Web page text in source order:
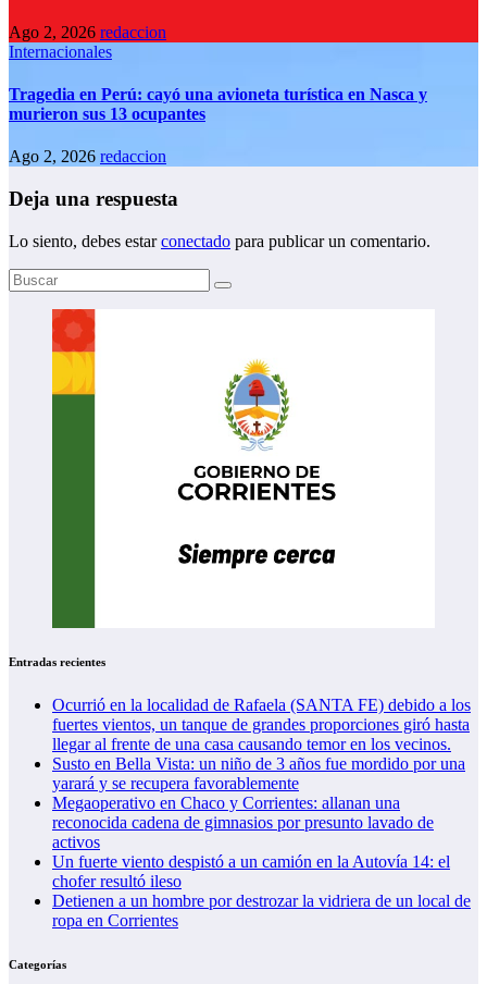
Ago 2, 2026 redaccion
Internacionales
Tragedia en Perú: cayó una avioneta turística en Nasca y
murieron sus 13 ocupantes
Ago 2, 2026 redaccion
Deja una respuesta
Lo siento, debes estarconectado para publicar un comentario.
Entradas recientes
Ocurrió en la localidad de Rafaela (SANTA FE) debido a los
fuertes vientos, un tanque de grandes proporciones giró hasta
llegar al frente de una casa causando temor en los vecinos.
Susto en Bella Vista: un niño de 3 años fue mordido por una
yarará y se recupera favorablemente
Megaoperativo en Chaco y Corrientes: allanan una
reconocida cadena de gimnasios por presunto lavado de
activos
Un fuerte viento despistó a un camión en la Autovía 14: el
chofer resultó ileso
Detienen a un hombre por destrozar la vidriera de un local de
ropa en Corrientes
Categorías